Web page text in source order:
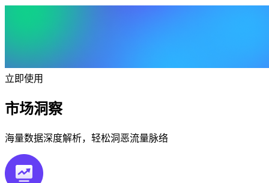
立即使用
市场洞察
海量数据深度解析，轻松洞恶流量脉络